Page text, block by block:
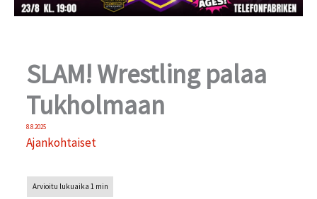
SLAM! Wrestling palaa
Tukholmaan
8.8.2025
Ajankohtaiset